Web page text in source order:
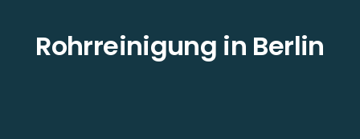
Rohrreinigung in Berlin